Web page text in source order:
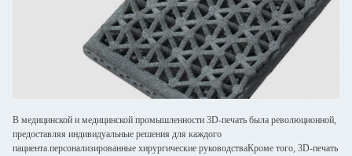
В медицинской и медицинской промышленности 3D-печать была революционной,
предоставляя индивидуальные решения для каждого
пациента.персонализированные хирургические руководстваКроме того, 3D-печать